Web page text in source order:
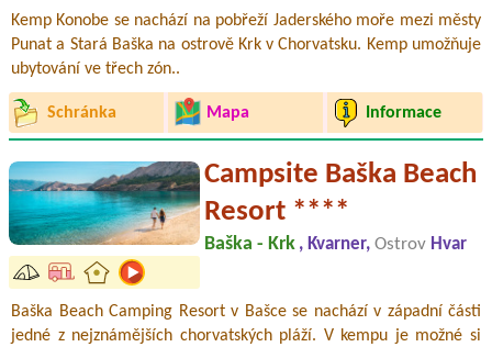
Kemp Konobe se nachází na pobřeží Jaderského moře mezi městy
Punat a Stará Baška na ostrově Krk v Chorvatsku. Kemp umožňuje
ubytování ve třech zón..
Schránka Mapa Informace
Campsite Baška Beach
Resort ****
Baška - Krk , Kvarner, Ostrov Hvar
Baška Beach Camping Resort v Bašce se nachází v západní části
jedné z nejznámějších chorvatských pláží. V kempu je možné si